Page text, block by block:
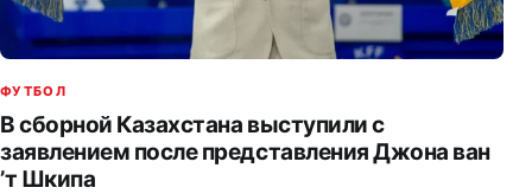
ФУТБОЛ
В сборной Казахстана выступили с
заявлением после представления Джона ван
’т Шкипа